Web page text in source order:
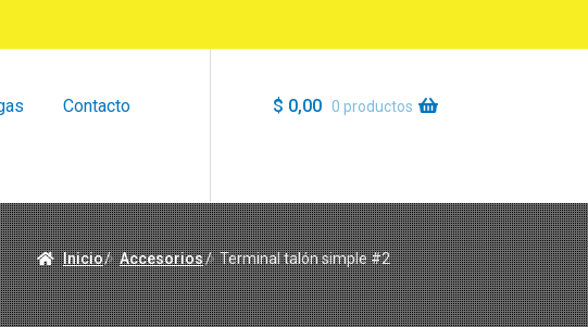
Contacto $ 0,00 0 productos
Inicio/ Accesorios/ Terminal talón simple #2